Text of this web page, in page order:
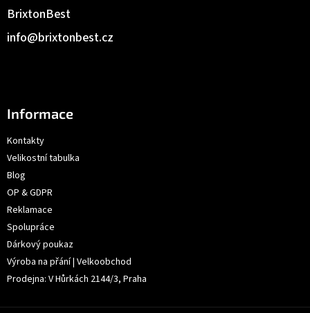
info@brixtonbest.cz
BrixtonBest
Informace
Kontakty
Velikostní tabulka
Blog
OP & GDPR
Reklamace
Spolupráce
Dárkový poukaz
Výroba na přání | Velkoobchod
Prodejna: V Hůrkách 2144/3, Praha